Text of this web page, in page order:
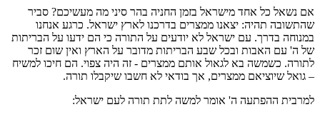
אם נשאל כל אחד מישראל בזמן החניה בהר סיני מה מעשיכם? סביר
שהתשובה תהיה: יצאנו ממצרים בדרכנו לארץ ישראל. כרגע אנחנו
במנוחה בדרך. עם ישראל לא יודעים על התורה כי הם ידעו על הבריתות
של ה' עם האבות ובכל שבע הבריתות מדובר על הארץ ואין שום זכר
לתורה. כשמשה בא לגאול אותם ממצרים - זה היה צפוי. הם חיכו למשיח
– גואל שיוציאם ממצרים, אך בודאי לא חשבו שיקבלו תורה.
למרבית ההפתעה ה' אומר למשה לתת תורה לעם ישראל: